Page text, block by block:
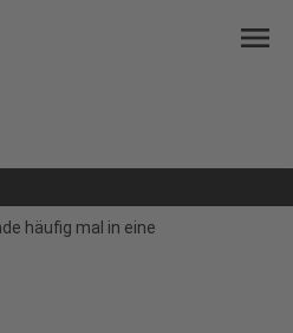
menu
häufig mal in eine